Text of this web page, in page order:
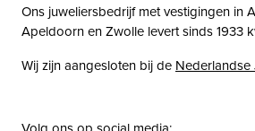
Ons juweliersbedrijf met vestigingen in
Apeldoorn en Zwolle levert sinds 1933
Wij zijn aangesloten bij de Nederlandse